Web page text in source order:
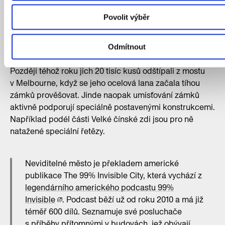
Povolit výběr
Odmítnout
v distribuční síti Kosmas a v dalších knihkupectvích.
V Canbeře, hlavním městě Austrálie, je museli v roce
2015 ze zdejšího mostu odstranit kvůli obavě z přetížení.
Později téhož roku jich 20 tisíc kusů odštípali z mostu
v Melbourne, když se jeho ocelová lana začala tíhou
zámků prověšovat. Jinde naopak umisťování zámků
aktivně podporují speciálně postavenými konstrukcemi.
Například podél části Velké čínské zdi jsou pro ně
natažené speciální řetězy.
Neviditelné město je překladem americké
publikace The 99% Invisible City, která vychází z
legendárního amerického podcastu 99%
Invisible
. Podcast běží už od roku 2010 a má již
téměř 600 dílů. Seznamuje své posluchače